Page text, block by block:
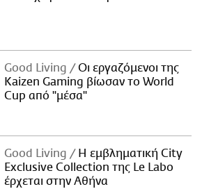
Good Living
Οι εργαζόμενοι της
Kaizen Gaming βίωσαν το World
Cup από "μέσα"
Good Living
Η εμβληματική City
Exclusive Collection της Le Labo
έρχεται στην Αθήνα